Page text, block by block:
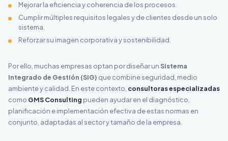
Mejorar la eficiencia y coherencia de los procesos.
Cumplir múltiples requisitos legales y de clientes desde un solo
sistema.
Reforzar su imagen corporativa y sostenibilidad.
Por ello, muchas empresas optan por diseñar un Sistema
Integrado de Gestión (SIG) que combine seguridad, medio
ambiente y calidad. En este contexto, consultoras especializadas
como GMS Consulting pueden ayudar en el diagnóstico,
planificación e implementación efectiva de estas normas en
conjunto, adaptadas al sector y tamaño de la empresa.